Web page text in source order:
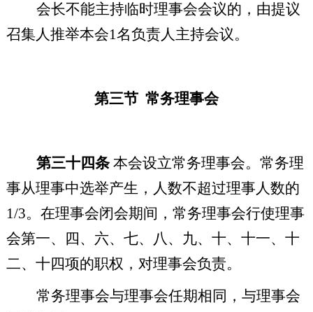
会长不能主持临时理事会会议的，由提议
召集人推举本会1名负责人主持会议。
第三节 常务理事会
第三十四条本会设立常务理事会。常务理
事从理事中选举产生，人数不超过理事人数的
1/3。在理事会闭会期间，常务理事会行使理事
会第一、四、六、七、八、九、十、十一、十
二、十四项的职权，对理事会负责。
常务理事会与理事会任期相同，与理事会